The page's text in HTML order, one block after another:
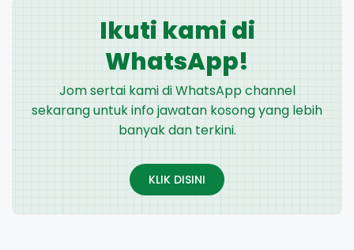
Ikuti kami di
WhatsApp!
Jom sertai kami di WhatsApp channel
sekarang untuk info jawatan kosong yang lebih
banyak dan terkini.
KLIK DISINI